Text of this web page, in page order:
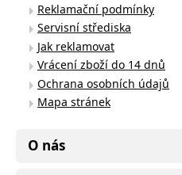
Reklamační podmínky
Servisní střediska
Jak reklamovat
Vrácení zboží do 14 dnů
Ochrana osobních údajů
Mapa stránek
O nás